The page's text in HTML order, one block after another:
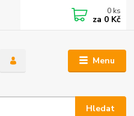
Menu
Hledat
0 ks
za 0 Kč